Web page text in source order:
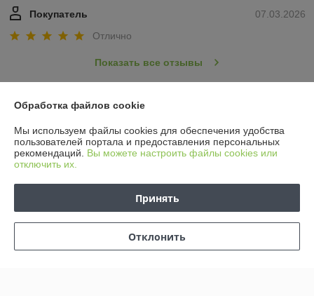
07.03.2026
Покупатель
Отлично
Показать все отзывы
О нас
Контакты
График работы
Обработка файлов cookie
Мы используем файлы cookies для обеспечения удобства
пользователей портала и предоставления персональных
рекомендаций. Вы можете настроить файлы cookies или
отключить их.
Принять
Отклонить